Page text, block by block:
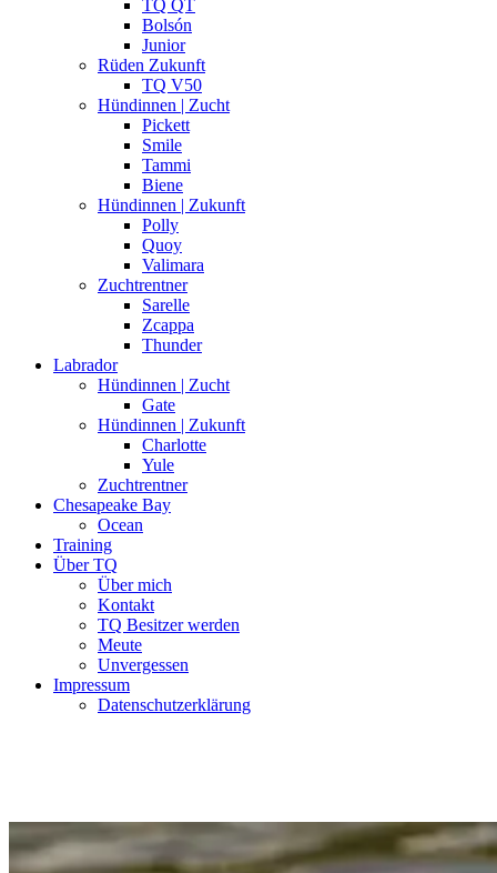
TQ QT
Bolsón
Junior
Rüden Zukunft
TQ V50
Hündinnen | Zucht
Pickett
Smile
Tammi
Biene
Hündinnen | Zukunft
Polly
Quoy
Valimara
Zuchtrentner
Sarelle
Zcappa
Thunder
Labrador
Hündinnen | Zucht
Gate
Hündinnen | Zukunft
Charlotte
Yule
Zuchtrentner
Chesapeake Bay
Ocean
Training
Über TQ
Über mich
Kontakt
TQ Besitzer werden
Meute
Unvergessen
Impressum
Datenschutzerklärung